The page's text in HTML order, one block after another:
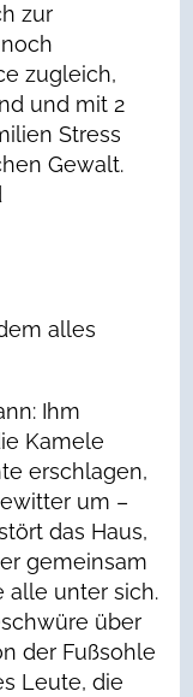
zur
zugleich,
und mit 2
Stress
Gewalt.
alles
Ihm
Kamele
erschlagen,
um –
das Haus,
gemeinsam
alle unter sich.
über
der Fußsohle
Leute, die